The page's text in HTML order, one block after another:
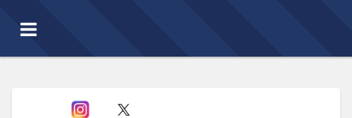
Toggle
navigation